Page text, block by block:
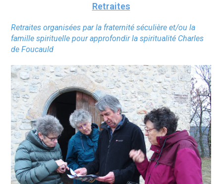
Retraites
Retraites organisées par la fraternité séculière et/ou la
famille spirituelle pour approfondir la spiritualité Charles
de Foucauld